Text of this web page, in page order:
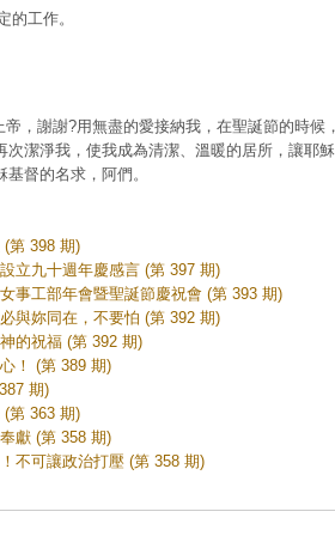
的工作。
，謝謝?用無盡的愛接納我，在聖誕節的時候
次潔淨我，使我成為清潔、溫暖的居所，讓耶穌
督的名求，阿們。
(第 398 期)
立九十週年慶感言 (第 397 期)
事工部年會暨聖誕節慶祝會 (第 393 期)
與妳同在，不要怕 (第 392 期)
的祝福 (第 392 期)
！ (第 389 期)
期)
第 363 期)
獻 (第 358 期)
不可讓政治打壓 (第 358 期)